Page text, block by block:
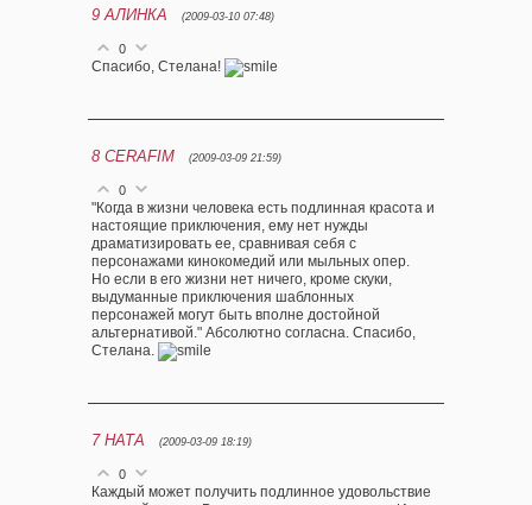
9 АЛИНКА (2009-03-10 07:48)
0
Спасибо, Стелана!
8 CERAFIM (2009-03-09 21:59)
0
"Когда в жизни человека есть подлинная красота и
настоящие приключения, ему нет нужды
драматизировать ее, сравнивая себя с
персонажами кинокомедий или мыльных опер.
Но если в его жизни нет ничего, кроме скуки,
выдуманные приключения шаблонных
персонажей могут быть вполне достойной
альтернативой." Абсолютно согласна. Спасибо,
Стелана.
7 НАТА (2009-03-09 18:19)
0
Каждый может получить подлинное удовольствие